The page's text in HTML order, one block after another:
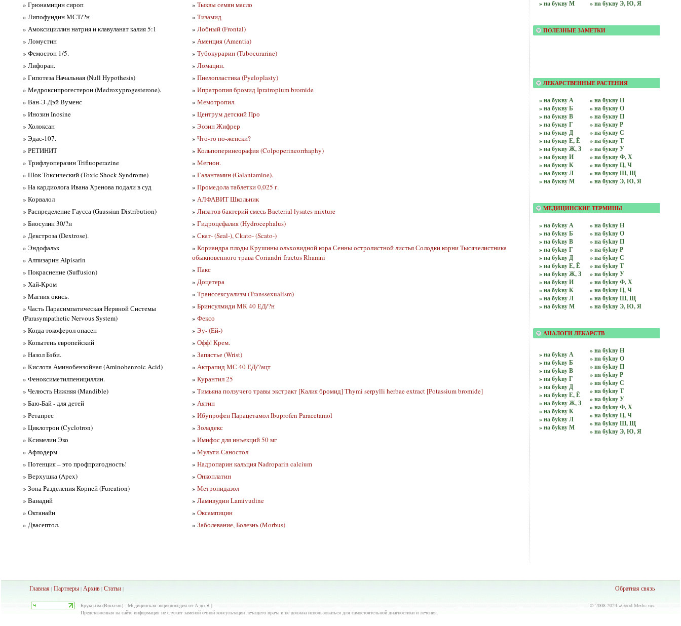
» Грюнамицин сироп
» Липофундин МСТ/?н
» Амоксициллин натрия и клавуланат калия 5:1
» Ломустин
» Фемостон 1/5.
» Лифоран.
» Гипотеза Начальная (Null Hypothesis)
» Медроксипрогестерон (Medroxyprogesterone).
» Ван-Э-Дэй Вуменс
» Инозин Inosine
» Холоксан
» Эдас-107.
» РЕТИНИТ
» Трифлуоперазин Trifluoperazine
» Шок Токсический (Toxic Shock Syndrome)
» На кардиолога Ивана Хренова подали в суд
» Корвалол
» Распределение Гаусса (Gaussian Distribution)
» Биосулин 30/?н
» Декстроза (Dextrose).
» Эндофальк
» Алпизарин Alpisarin
» Покраснение (Suffusion)
» Хай-Кром
» Магния окись.
» Часть Парасимпатическая Нервной Системы
(Parasympathetic Nervous System)
» Когда токоферол опасен
» Копытень европейский
» Назол Бэби.
» Кислота Аминобензойная (Aminobenzoic Acid)
» Феноксиметилпенициллин.
» Челюсть Нижняя (Mandible)
» Баю-Бай - для детей
» Ретапрес
» Циклотрон (Cyclotron)
» Ксимелин Эко
» Афлодерм
» Потенция – это профпригодность!
» Верхушка (Apex)
» Зона Разделения Корней (Furcation)
» Ванадий
» Октанайн
» Двасептол.
» Тыквы семян масло
» Тизамид
» Лобный (Frontal)
» Аменция (Amentia)
» Тубокурарин (Tubocurarine)
» Ломацин.
» Пиелопластика (Pyeloplasty)
» Ипратропия бромид Ipratropium bromide
» Мемотропил.
» Центрум детский Про
» Эозин Жифрер
» Что-то по-женски?
» Кольпоперинеорафия (Colpoperineorrhaphy)
» Мегион.
» Галантамин (Galantamine).
» Промедола таблетки 0,025 г.
» АЛФАВИТ Школьник
» Лизатов бактерий смесь Bacterial lysates mixture
» Гидроцефалия (Hydrocephalus)
» Скат- (Seal-), Ckato- (Scato-)
» Кориандра плоды Крушины ольховидной кора Сенны остролистной листья Солодки корни Тысячелистника
обыкновенного трава Coriandri fructus Rhamni
» Пакс
» Доцетера
» Транссексуализм (Transsexualism)
» Бринсулмиди МК 40 ЕД/?н
» Фексо
» Эу- (Ей-)
» Офф! Крем.
» Запястье (Wrist)
» Актрапид МС 40 ЕД/?ацт
» Курантил 25
» Тимьяна ползучего травы экстракт [Калия бромид] Thymi serpylli herbae extract [Potassium bromide]
» Аятин
» Ибупрофен Парацетамол Ibuprofen Paracetamol
» Золадекс
» Имифос для инъекций 50 мг
» Мульти-Саностол
» Надропарин кальция Nadroparin calcium
» Онкоплатин
» Метронидазол
» Ламивудин Lamivudine
» Оксампицин
» Заболевание, Болезнь (Morbus)
» нa букву М
» нa букву Э, Ю, Я
ПОЛЕЗНЫЕ ЗАМЕТКИ
ЛЕКАРСТВЕННЫЕ РАСТЕНИЯ
» на бyквy А
» на бyквy Б
» на бyквy В
» на бyквy Г
» на бyквy Д
» на бyквy Е, Ё
» на бyквy Ж, З
» на бyквy И
» на бyквy К
» на бyквy Л
» на бyквy М
» на бyквy Н
» на бyквy О
» на бyквy П
» на бyквy Р
» на бyквy С
» на бyквy Т
» на бyквy У
» на бyквy Ф, Х
» на бyквy Ц, Ч
» на бyквy Ш, Щ
» на бyквy Э, Ю, Я
МЕДИЦИНСКИЕ ТЕРМИНЫ
» на бykвy А
» на бykвy Б
» на бykвy В
» на бykвy Г
» на бykвy Д
» на бykвy Е, Ё
» на бykвy Ж, З
» на бykвy И
» на бykвy К
» на бykвy Л
» на бykвy М
» на бykвy Н
» на бykвy О
» на бykвy П
» на бykвy Р
» на бykвy С
» на бykвy Т
» на бykвy У
» на бykвy Ф, Х
» на бykвy Ц, Ч
» на бykвy Ш, Щ
» на бykвy Э, Ю, Я
АНАЛОГИ ЛЕКАРСТВ
» нa бykвy А
» нa бykвy Б
» нa бykвy В
» нa бykвy Г
» нa бykвy Д
» нa бykвy Е, Ё
» нa бykвy Ж, З
» нa бykвy К
» нa бykвy Л
» нa бykвy М
» нa бykвy Н
» нa бykвy О
» нa бykвy П
» нa бykвy Р
» нa бykвy С
» нa бykвy Т
» нa бykвy У
» нa бykвy Ф, Х
» нa бykвy Ц, Ч
» нa бykвy Ш, Щ
» нa бykвy Э, Ю, Я
Главная| Партнеры| Архив| Статьи| Обратная связь
Бруксизм (Bruxism) - Медицинская энциклопедия от А до Я |
Представленная на сайте информация не служит заменой очной консультации лечащего врача и не должна использоваться для самостоятельной диагностики и лечения.
© 2008-2024 «Good-Medic.ru»